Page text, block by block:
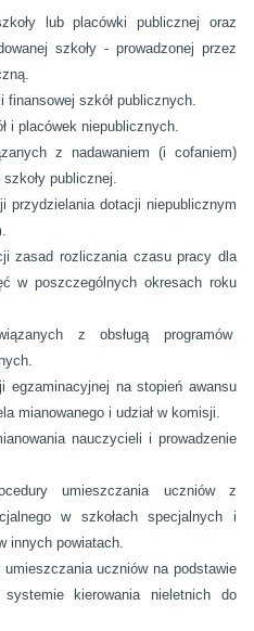
lub placówki publicznej oraz
szkoły - prowadzonej przez
szkół publicznych.
placówek niepublicznych.
z nadawaniem (i cofaniem)
publicznej.
dotacji niepublicznym
zasad rozliczania czasu pracy dla
w poszczególnych okresach roku
z obsługą programów
na stopień awansu
mianowanego i udział w komisji.
nauczycieli i prowadzenie
umieszczania uczniów z
w szkołach specjalnych i
innych powiatach.
uczniów na podstawie
kierowania nieletnich do